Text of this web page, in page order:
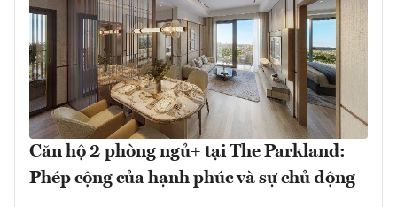
Căn hộ 2 phòng ngủ+ tại The Parkland:
Phép cộng của hạnh phúc và sự chủ động